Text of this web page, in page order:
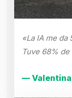
«La IA me
Tuve 68%
— Valentina